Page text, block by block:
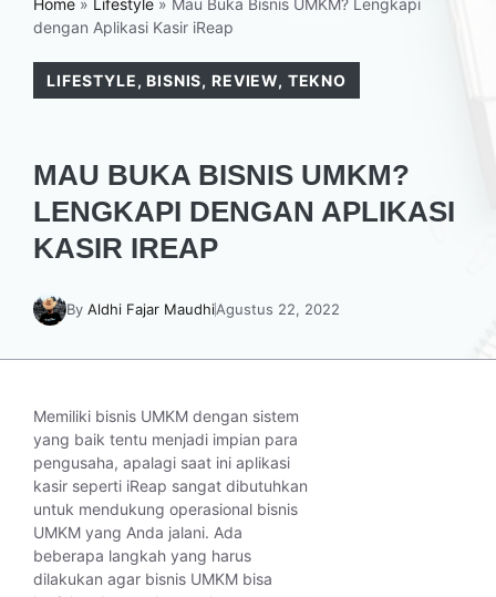
Home » Lifestyle » Mau Buka Bisnis UMKM? Lengkapi
dengan Aplikasi Kasir iReap
LIFESTYLE,BISNIS, REVIEW, TEKNO
MAU BUKA BISNIS UMKM?
LENGKAPI DENGAN APLIKASI
KASIR IREAP
By Aldhi Fajar MaudhiAgustus 22, 2022
Memiliki bisnis UMKM dengan sistem
yang baik tentu menjadi impian para
pengusaha, apalagi saat ini aplikasi
kasir seperti iReap sangat dibutuhkan
untuk mendukung operasional bisnis
UMKM yang Anda jalani. Ada
beberapa langkah yang harus
dilakukan agar bisnis UMKM bisa